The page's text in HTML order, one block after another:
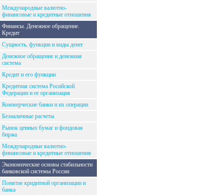
Международные валютно-
финансовые и кредитные отношения
Финансы. Денежное обращение.
Кредит
Сущность, функции и виды денег
Денежное обращение и денежная
система
Кредит и его функции
Кредитная система Росийской
Федерации и ее организация
Коммерческие банки и их операции
Безналичные расчеты
Рынок ценных бумаг и фондовая
биржа
Международные валютно-
финансовые и кредитные отношения
Экономические основы стабильности
банковской системы России
Понятие кридитной организации и
банка